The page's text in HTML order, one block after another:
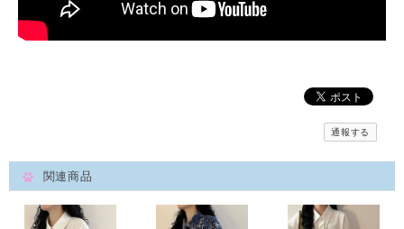
通報する
関連商品